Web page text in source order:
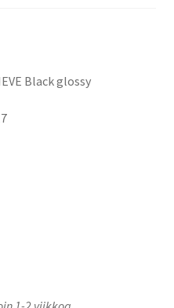
Black glossy